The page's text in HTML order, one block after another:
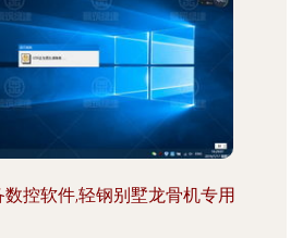
控软件,轻钢别墅龙骨机专用